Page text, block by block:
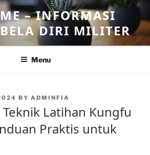
– INFORMASI
BELA DIRI MILITER
Menu
BY ADMINFIA
Latihan Kungfu
Praktis untuk